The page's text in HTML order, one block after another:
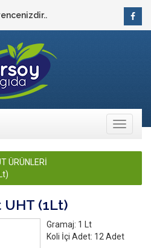
Toggle
ÜRÜNLERİ
UHT (1Lt)
Gramaj: 1 Lt
Koli İçi Adet: 12 Adet